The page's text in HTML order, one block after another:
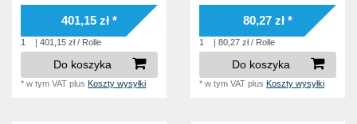
401,15 zł *
1 | 401,15 zł / Rolle
Do koszyka
*w tym VAT plusKoszty wysyłki
80,27 zł *
1 | 80,27 zł / Rolle
Do koszyka
*w tym VAT plusKoszty wysyłki